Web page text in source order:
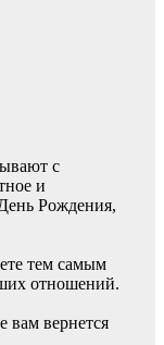
с
и
Рождения,
тем самым
отношений.
вам вернется